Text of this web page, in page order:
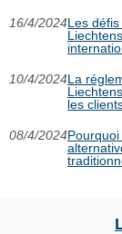
16/4/2024Les
10/4/2024La
les
08/4/2024